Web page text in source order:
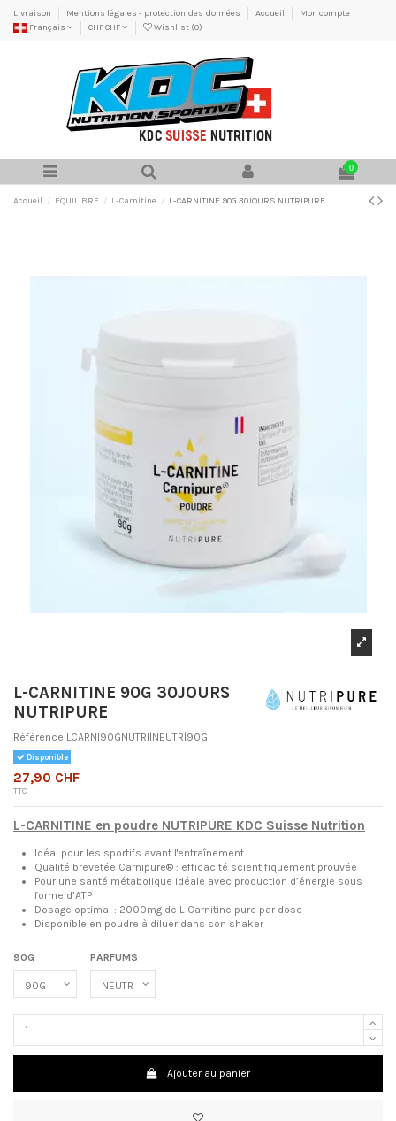
Livraison Mentions légales - protection des données Accueil
Mon compte
Français
CHF CHF Wishlist (0)
0
Accueil EQUILIBRE L-Carnitine L-CARNITINE 90G 30JOURS NUTRIPURE
L-CARNITINE 90G 30JOURS
NUTRIPURE
Référence LCARNI90GNUTRI|NEUTR|90G
Disponible
27,90 CHF
TTC
L-CARNITINE en poudre NUTRIPURE KDC Suisse Nutrition
Idéal pour les sportifs avant l'entraînement
Qualité brevetée Carnipure® : efficacité scientifiquement prouvée
Pour une santé métabolique idéale avec production d’énergie sous
forme d’ATP
Dosage optimal : 2000mg de L-Carnitine pure par dose
Disponible en poudre à diluer dans son shaker
90G PARFUMS
Ajouter au panier